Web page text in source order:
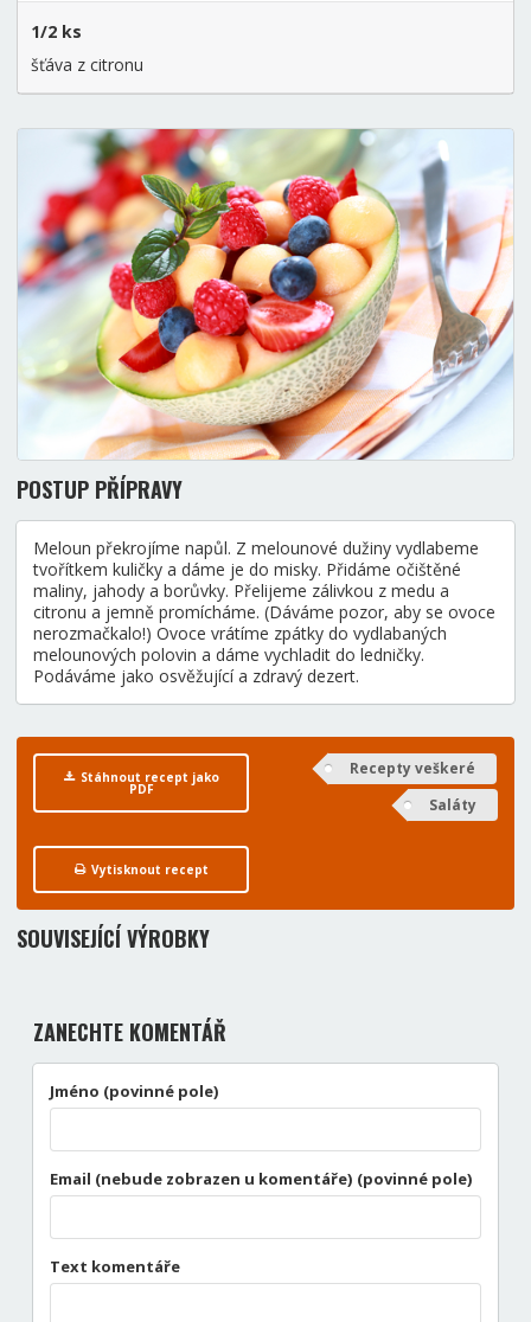
1/2 ks
šťáva z citronu
POSTUP PŘÍPRAVY
Meloun překrojíme napůl. Z melounové dužiny vydlabeme
tvořítkem kuličky a dáme je do misky. Přidáme očištěné
maliny, jahody a borůvky. Přelijeme zálivkou z medu a
citronu a jemně promícháme. (Dáváme pozor, aby se ovoce
nerozmačkalo!) Ovoce vrátíme zpátky do vydlabaných
melounových polovin a dáme vychladit do ledničky.
Podáváme jako osvěžující a zdravý dezert.
Stáhnout recept jako
PDF
Vytisknout recept
Recepty veškeré
Saláty
SOUVISEJÍCÍ VÝROBKY
ZANECHTE KOMENTÁŘ
Jméno (povinné pole)
Email (nebude zobrazen u komentáře) (povinné pole)
Text komentáře